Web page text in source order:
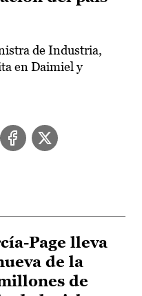
de Industria,
en Daimiel y
Page lleva
de la
de